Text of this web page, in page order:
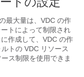
最大量は、VDC の作
トによって制限され
作成して、VDC の作
トの VDC リソース
ス制限を使用できま